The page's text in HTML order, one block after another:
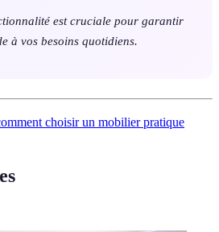
est cruciale pour garantir
à vos besoins quotidiens.
choisir un mobilier pratique